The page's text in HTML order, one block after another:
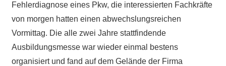
Fehlerdiagnose eines Pkw, die interessierten Fachkräfte
von morgen hatten einen abwechslungsreichen
Vormittag. Die alle zwei Jahre stattfindende
Ausbildungsmesse war wieder einmal bestens
organisiert und fand auf dem Gelände der Firma